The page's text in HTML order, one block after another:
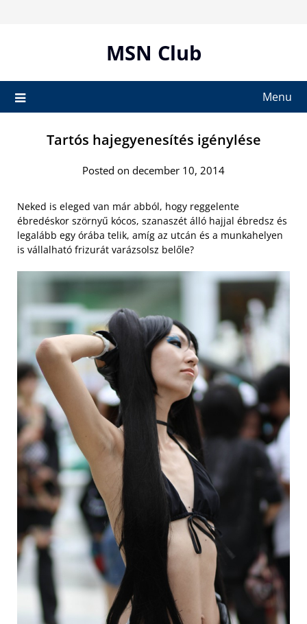
MSN Club
Menu
Tartós hajegyenesítés igénylése
Posted on december 10, 2014
Neked is eleged van már abból, hogy reggelente
ébredéskor szörnyű kócos, szanaszét álló hajjal ébredsz és
legalább egy órába telik, amíg az utcán és a munkahelyen
is vállalható frizurát varázsolsz belőle?